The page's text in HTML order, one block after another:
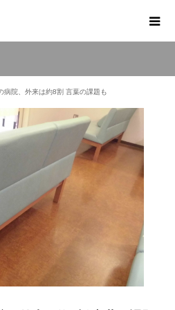
病院、外来は約8割 言葉の課題も